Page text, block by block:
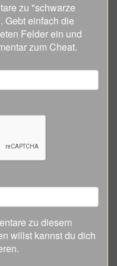
zu "schwarze
Gebt einfach die
Felder ein und
zum Cheat.
zu diesem
willst kannst du dich